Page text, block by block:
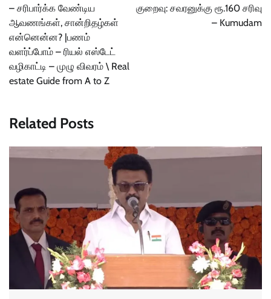
– சரிபார்க்க வேண்டிய
ஆவணங்கள், சான்றிதழ்கள்
என்னென்ன? |பணம்
வளர்ப்போம் – ரியல் எஸ்டேட்
வழிகாட்டி – முழு விவரம் \ Real
estate Guide from A to Z
குறைவு: சவரனுக்கு ரூ.160 சரிவு
– Kumudam
Related Posts